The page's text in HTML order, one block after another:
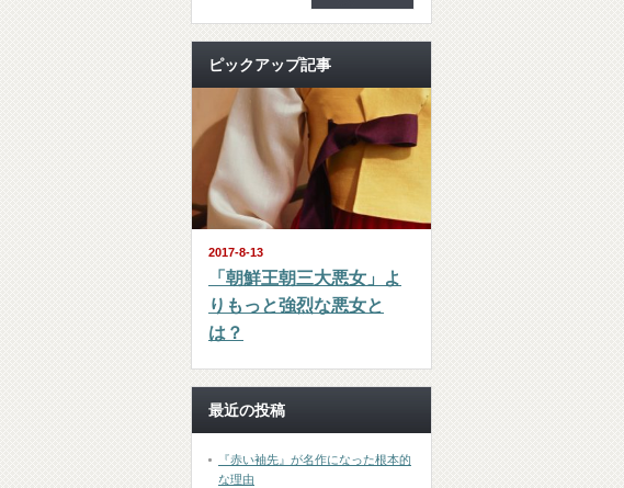
ピックアップ記事
2017-8-13
「朝鮮王朝三大悪女」よ
りもっと強烈な悪女と
は？
最近の投稿
『赤い袖先』が名作になった根本的
な理由